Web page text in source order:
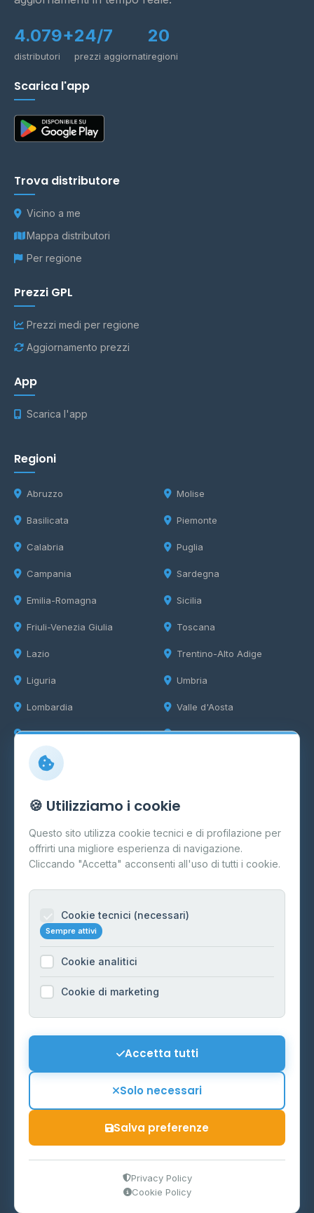
4.079+
distributori
24/7
prezzi aggiornati
20
regioni
Scarica l'app
Trova distributore
Vicino a me
Mappa distributori
Per regione
Prezzi GPL
Prezzi medi per regione
Aggiornamento prezzi
App
Scarica l'app
Regioni
Abruzzo
Basilicata
Calabria
Campania
Emilia-Romagna
Friuli-Venezia Giulia
Lazio
Liguria
Lombardia
Marche
Molise
Piemonte
Puglia
Sardegna
Sicilia
Toscana
Trentino-Alto Adige
Umbria
Valle d'Aosta
Veneto
Info
Cos'è il GPL
FAQ
Contatti
Informazioni legali
Cookie Policy
Preferenze Cookie
Mappa del sito
P.IVA 03859300364
Ministero delle Imprese e del Made in Italy
🍪 Utilizziamo i cookie
Questo sito utilizza cookie tecnici e di profilazione per
offrirti una migliore esperienza di navigazione.
Cliccando "Accetta" acconsenti all'uso di tutti i cookie.
Cookie tecnici (necessari)
Sempre attivi
Cookie analitici
Cookie di marketing
Accetta tutti
Solo necessari
Salva preferenze
Privacy Policy
Cookie Policy